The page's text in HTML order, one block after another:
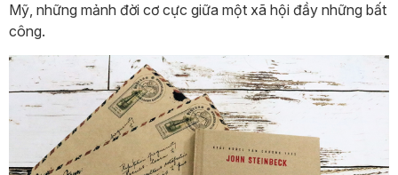
Mỹ, những mảnh đời cơ cực giữa một xã hội đầy những bất
công.